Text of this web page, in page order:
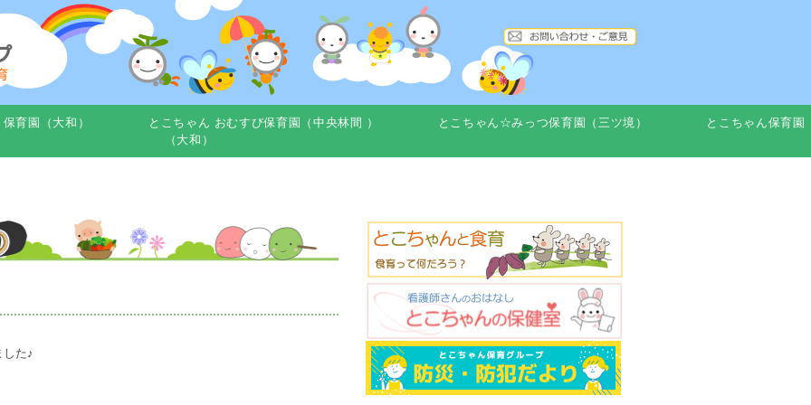
育園（大和） とこちゃん おむすび保育園（中央林間 ） とこちゃん☆みっつ保育園（三ツ境）
とこちゃん保育園
（大和）
した♪